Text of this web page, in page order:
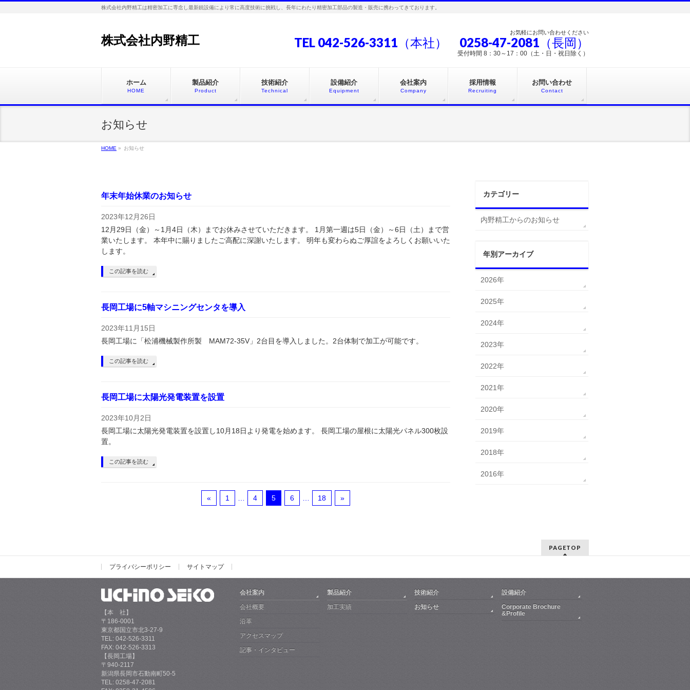
株式会社内野精工は精密加工に専念し最新鋭設備により常に高度技術に挑戦し、長年にわたり精密加工部品の製造・販売に携わってきております。
株式会社内野精工
お気軽にお問い合わせください
TEL 042-526-3311（本社） 0258-47-2081（長岡）
受付時間 8：30～17：00（土・日・祝日除く）
ホーム
HOME
製品紹介
Product
技術紹介
Technical
設備紹介
Equipment
会社案内
Company
採用情報
Recruiting
お問い合わせ
Contact
お知らせ
HOME » お知らせ
年末年始休業のお知らせ
2023年12月26日
12月29日（金）～1月4日（木）までお休みさせていただきます。 1月第一週は5日（金）～6日（土）まで営
業いたします。 本年中に賜りましたご高配に深謝いたします。 明年も変わらぬご厚誼をよろしくお願いいた
します。
この記事を読む
長岡工場に5軸マシニングセンタを導入
2023年11月15日
長岡工場に「松浦機械製作所製 MAM72-35V」2台目を導入しました。2台体制で加工が可能です。
この記事を読む
長岡工場に太陽光発電装置を設置
2023年10月2日
長岡工場に太陽光発電装置を設置し10月18日より発電を始めます。 長岡工場の屋根に太陽光パネル300枚設
置。
この記事を読む
« 1 4 5 6 18 »
カテゴリー
内野精工からのお知らせ
年別アーカイブ
2026年
2025年
2024年
2023年
2022年
2021年
2020年
2019年
2018年
2016年
PAGETOP
プライバシーポリシー サイトマップ
【本 社】
〒186-0001
東京都国立市北3-27-9
TEL: 042-526-3311
FAX: 042-526-3313
【長岡工場】
〒940-2117
新潟県長岡市石動南町50-5
TEL: 0258-47-2081
会社案内
会社概要
沿革
アクセスマップ
記事・インタビュー
製品紹介
加工実績
技術紹介
設備紹介
お知らせ
Corporate Brochure
&Profile